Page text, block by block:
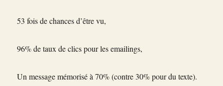
53 fois de chances d’être vu,
96% de taux de clics pour les emailings,
Un message mémorisé à 70% (contre 30% pour du texte).